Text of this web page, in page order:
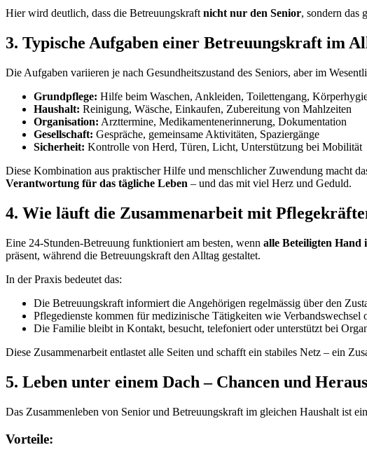
Hier wird deutlich, dass die Betreuungskraft nicht nur den Senior, sondern das
3. Typische Aufgaben einer Betreuungskraft im
Die Aufgaben variieren je nach Gesundheitszustand des Seniors, aber im
Grundpflege: Hilfe beim Waschen, Ankleiden, Toilettengang,
Haushalt: Reinigung, Wäsche, Einkaufen, Zubereitung von Mahlzeiten
Organisation: Arzttermine, Medikamentenerinnerung, Dokumentation
Gesellschaft: Gespräche, gemeinsame Aktivitäten, Spaziergänge
Sicherheit: Kontrolle von Herd, Türen, Licht, Unterstützung bei Mobilität
Diese Kombination aus praktischer Hilfe und menschlicher Zuwendung macht
Verantwortung für das tägliche Leben – und das mit viel Herz und Geduld.
4. Wie läuft die Zusammenarbeit mit
Eine 24-Stunden-Betreuung funktioniert am besten, wenn alle Beteiligten Hand
präsent, während die Betreuungskraft den Alltag gestaltet.
In der Praxis bedeutet das:
Die Betreuungskraft informiert die Angehörigen regelmässig über den
Pflegedienste kommen für medizinische Tätigkeiten wie Verbandswechsel
Die Familie bleibt in Kontakt, besucht, telefoniert oder unterstützt bei
Diese Zusammenarbeit entlastet alle Seiten und schafft ein stabiles Netz – ein
5. Leben unter einem Dach – Chancen und
Das Zusammenleben von Senior und Betreuungskraft im gleichen Haushalt ist
Vorteile: